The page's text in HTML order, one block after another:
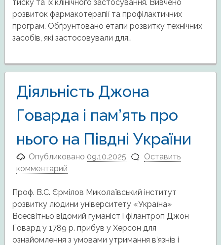
тиску та їх клінічного застосування. Вивчено
розвиток фармакотерапії та профілактичних
програм. Обґрунтовано етапи розвитку технічних
засобів, які застосовували для…
Діяльність Джона
Говарда і пам’ять про
нього на Півдні України
Опубликовано 09.10.2025
Оставить
комментарий
Проф. В.С. Єрмілов Миколаївський інститут
розвитку людини університету «Україна»
Всесвітньо відомий гуманіст і філантроп Джон
Говард у 1789 р. прибув у Херсон для
ознайомлення з умовами утримання в’язнів і